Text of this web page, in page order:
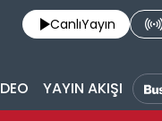
CanlıYayın
YAYIN AKIŞI